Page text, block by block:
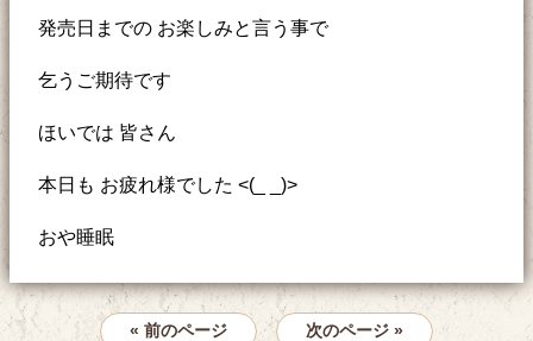
発売日までの お楽しみと言う事で
乞うご期待です
ほいでは 皆さん
本日も お疲れ様でした <(_ _)>
おや睡眠
« 前のページ 次のページ »